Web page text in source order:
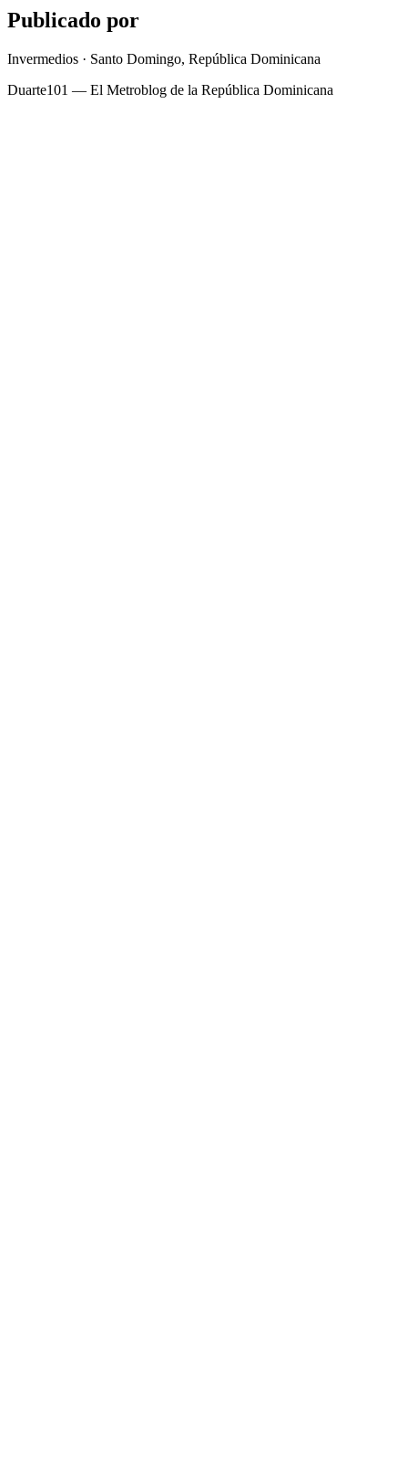
Publicado por
Invermedios · Santo Domingo, República Dominicana
Duarte101 — El Metroblog de la República Dominicana